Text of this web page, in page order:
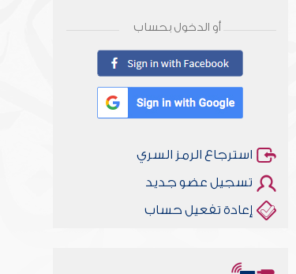
أو الدخول بحساب
استرجاع الرمز السري
تسجيل عضو جديد
إعادة تفعيل حساب